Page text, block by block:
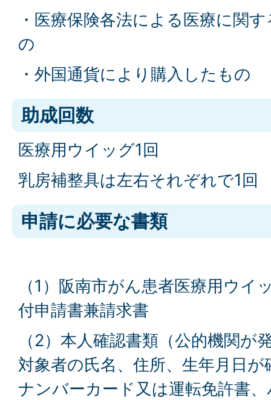
・医療保険各法による医療に関
の
・外国通貨により購入したもの
助成回数
医療用ウイッグ1回
乳房補整具は左右それぞれで1回
申請に必要な書類
（1）阪南市がん患者医療用ウイ
付申請書兼請求書
（2）本人確認書類（公的機関が
対象者の氏名、住所、生年月日
ナンバーカード又は運転免許書